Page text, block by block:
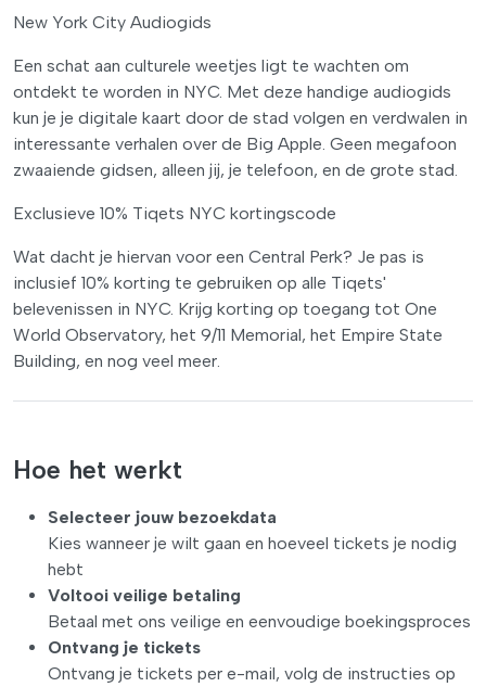
New York City Audiogids
Een schat aan culturele weetjes ligt te wachten om
ontdekt te worden in NYC. Met deze handige audiogids
kun je je digitale kaart door de stad volgen en verdwalen in
interessante verhalen over de Big Apple. Geen megafoon
zwaaiende gidsen, alleen jij, je telefoon, en de grote stad.
Exclusieve 10% Tiqets NYC kortingscode
Wat dacht je hiervan voor een Central Perk? Je pas is
inclusief 10% korting te gebruiken op alle Tiqets'
belevenissen in NYC. Krijg korting op toegang tot One
World Observatory, het 9/11 Memorial, het Empire State
Building, en nog veel meer.
Hoe het werkt
Selecteer jouw bezoekdata
Kies wanneer je wilt gaan en hoeveel tickets je nodig
hebt
Voltooi veilige betaling
Betaal met ons veilige en eenvoudige boekingsproces
Ontvang je tickets
Ontvang je tickets per e-mail, volg de instructies op